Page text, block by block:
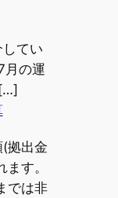
てい
月の運
拠出金
す。
では非